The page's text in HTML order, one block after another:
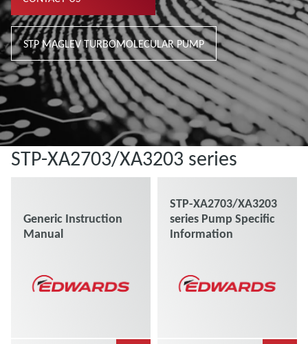
STP MAGLEV TURBOMOLECULAR PUMP
STP-XA2703/XA3203 series
Generic Instruction
Manual
STP-XA2703/XA3203
series Pump Specific
Information